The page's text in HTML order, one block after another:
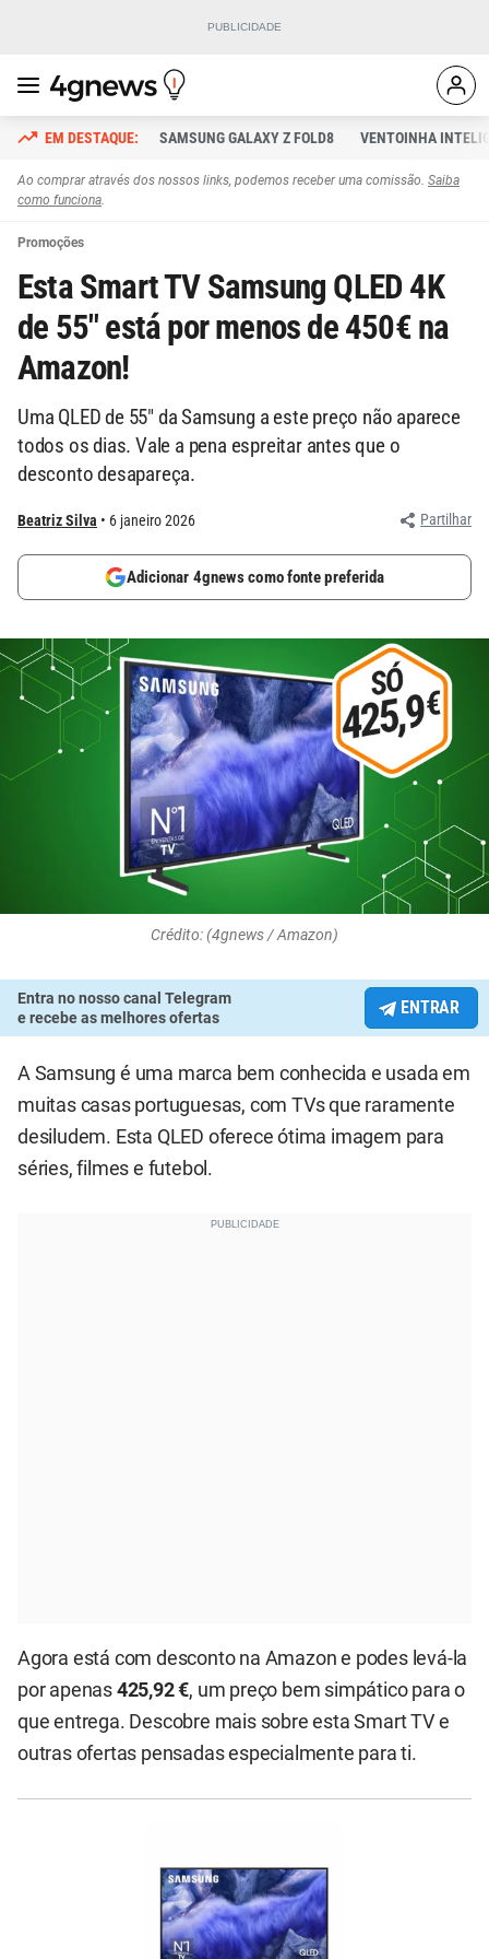
SAMSUNG GALAXY Z FOLD8 VENTOINHA
Ao comprar através dos nossos links, podemos receber uma comissão. Saiba
como funciona.
Promoções
Esta Smart TV Samsung QLED 4K
de 55" está por menos de 450€ na
Amazon!
Uma QLED de 55" da Samsung a este preço não aparece
todos os dias. Vale a pena espreitar antes que o
desconto desapareça.
Beatriz Silva 6 janeiro 2026 Partilhar
Adicionar 4gnews como fonte preferida
Crédito: (4gnews / Amazon)
Entra no nosso canal Telegram
e recebe as melhores ofertas
ENTRAR
A Samsung é uma marca bem conhecida e usada em
muitas casas portuguesas, com TVs que raramente
desiludem. Esta QLED oferece ótima imagem para
séries, filmes e futebol.
Agora está com desconto na Amazon e podes levá-la
por apenas 425,92 €, um preço bem simpático para o
que entrega. Descobre mais sobre esta Smart TV e
outras ofertas pensadas especialmente para ti.